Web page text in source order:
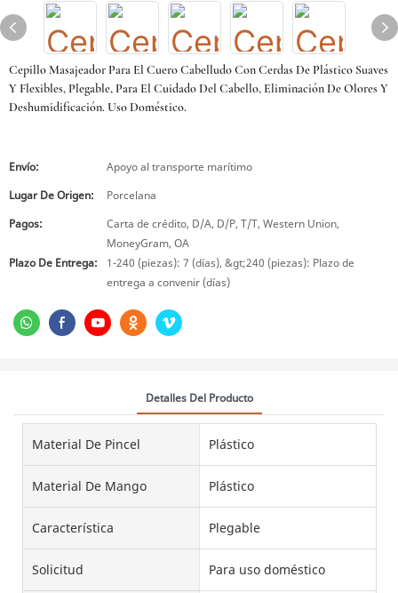
Cepillo Masajeador Para El Cuero Cabelludo Con Cerdas De Plástico Suaves
Y Flexibles, Plegable, Para El Cuidado Del Cabello, Eliminación De Olores Y
Deshumidificación. Uso Doméstico.
Envío:
Apoyo al transporte marítimo
Lugar De Origen:
Porcelana
Pagos:
Carta de crédito, D/A, D/P, T/T, Western Union,
MoneyGram, OA
Plazo De Entrega:
1-240 (piezas): 7 (días), &gt;240 (piezas): Plazo de
entrega a convenir (días)
Detalles Del Producto
Material De Pincel Plástico
Material De Mango Plástico
Característica Plegable
Solicitud Para uso doméstico